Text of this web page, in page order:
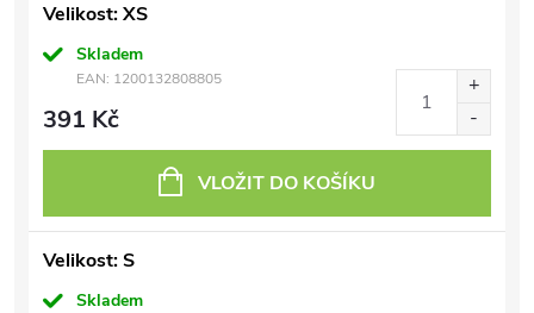
Velikost: XS
Skladem
EAN: 1200132808805
391 Kč
VLOŽIT DO KOŠÍKU
Velikost: S
Skladem